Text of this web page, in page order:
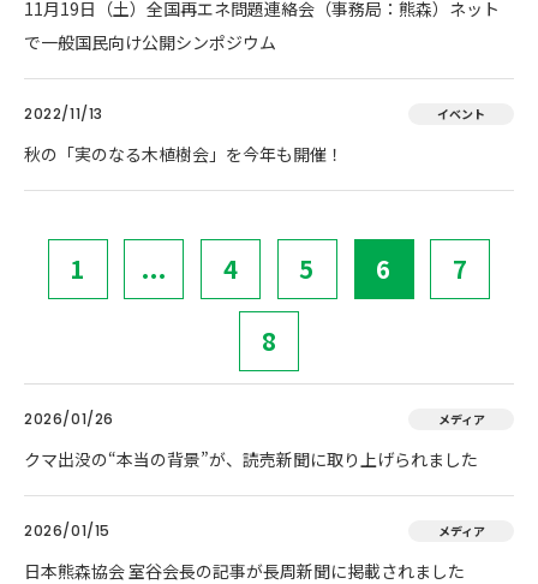
11月19日（土）全国再エネ問題連絡会（事務局：熊森）ネット
で一般国民向け公開シンポジウム
2022/11/13 イベント
秋の「実のなる木植樹会」を今年も開催！
1 ... 4 5 6 7
8
2026/01/26 メディア
クマ出没の“本当の背景”が、読売新聞に取り上げられました
2026/01/15 メディア
日本熊森協会 室谷会長の記事が長周新聞に掲載されました